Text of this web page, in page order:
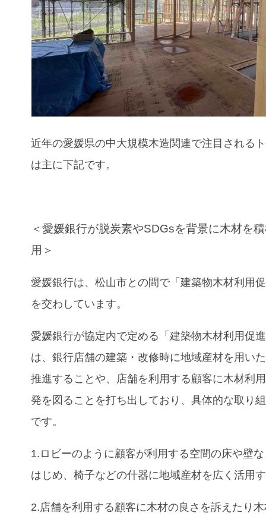
近年の愛媛県の中大規模木造関連で注目される
は主に下記です。
＜愛媛銀行が脱炭素やSDGsを背景に木材を
用＞
愛媛銀行は、松山市との間で「建築物木材利用
を交わしています。
愛媛銀行が協定内で定める「建築物木材利用促
は、銀行店舗の建築・改修時に地域産材を用い
推進することや、店舗を利用する顧客に木材利
発を図ることを打ち出しており、具体的な取り
です。
1.ロビーのように顧客が利用する空間の床や壁
はじめ、椅子などの什器に地域産材を広く活用
2.店舗を利用する顧客に木材の良さを訴えたり